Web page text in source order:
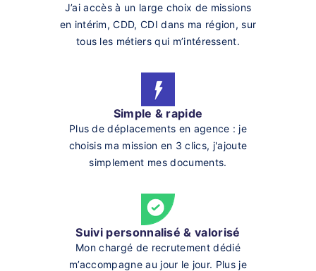
J’ai accès à un large choix de missions
en intérim, CDD, CDI dans ma région, sur
tous les métiers qui m’intéressent.
Simple & rapide
Plus de déplacements en agence : je
choisis ma mission en 3 clics, j'ajoute
simplement mes documents.
Suivi personnalisé & valorisé
Mon chargé de recrutement dédié
m’accompagne au jour le jour. Plus je